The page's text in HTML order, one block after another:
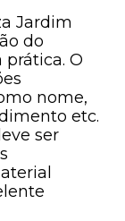
Jardim
do
prática. O
nome,
etc.
ser